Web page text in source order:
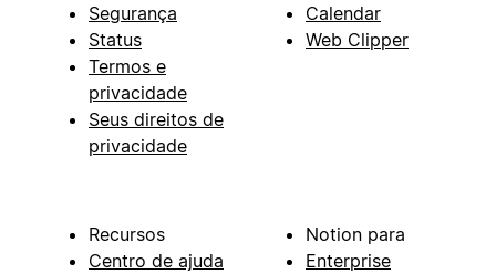
Segurança
Status
Termos e
privacidade
Seus direitos de
privacidade
Calendar
Web Clipper
Recursos
Centro de ajuda
Notion para
Enterprise